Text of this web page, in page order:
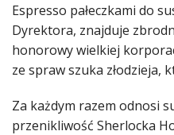
Espresso pałeczkami do
Dyrektora, znajduje
honorowy wielkiej
ze spraw szuka złodzieja,
Za każdym razem odnosi
przenikliwość Sherlocka